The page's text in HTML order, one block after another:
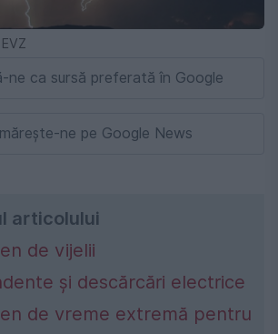
ne ca sursă preferată în Google
ne pe Google News
articolului
de vijelii
și descărcări electrice
de vreme extremă pentru